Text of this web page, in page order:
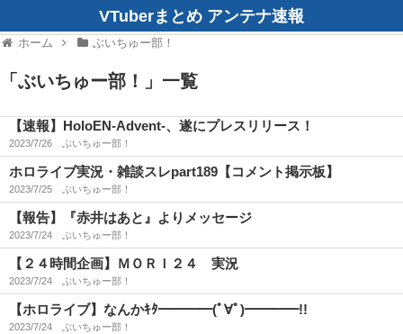
VTuberまとめ アンテナ速報
ホーム ぶいちゅー部！
「 ぶいちゅー部！ 」 一覧
【速報】HoloEN-Advent-、遂にプレスリリース！
2023/7/26 ぶいちゅー部！
ホロライブ実況・雑談スレpart189【コメント掲示板】
2023/7/25 ぶいちゅー部！
【報告】『赤井はあと』よりメッセージ
2023/7/24 ぶいちゅー部！
【２４時間企画】ＭＯＲＩ２４ 実況
2023/7/24 ぶいちゅー部！
【ホロライブ】なんかｷﾀ━━━━(ﾟ∀ﾟ)━━━━!!
2023/7/24 ぶいちゅー部！